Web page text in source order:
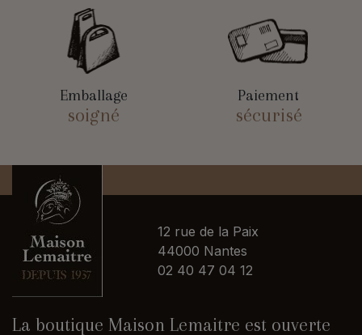
Emballage
soigné
Paiement
sécurisé
12 rue de la Paix
44000 Nantes
02 40 47 04 12
La boutique Maison Lemaitre est ouverte